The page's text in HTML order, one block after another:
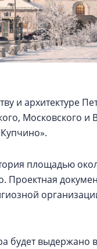
и архитектуре
Московского и
площадью
Проектная
будет выдержано